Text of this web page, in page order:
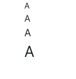
A
A
A
A